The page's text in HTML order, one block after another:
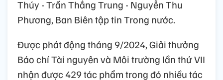
Thúy - Trần Thắng Trung - Nguyễn Thu
Phương, Ban Biên tập tin Trong nước.
Được phát động tháng 9/2024, Giải thưởng
Báo chí Tài nguyên và Môi trường lần thứ VII
nhận được 429 tác phẩm trong đó nhiều tác